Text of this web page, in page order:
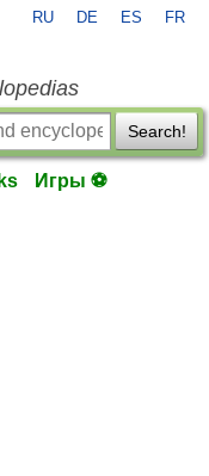
RU DE ES FR
Search!
Игры ⚽